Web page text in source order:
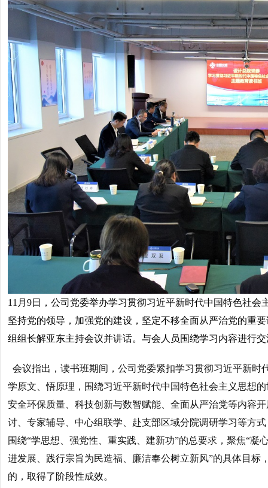
11月9日，公司党委举办学习贯彻习近平新时代中国特色社
坚持党的领导，加强党的建设，坚定不移全面从严治党的重
组组长解亚东主持会议并讲话。与会人员围绕学习内容进行
会议指出，读书班期间，公司党委紧扣学习贯彻习近平新
学原文、悟原理，围绕习近平新时代中国特色社会主义思想
安全环保质量、科技创新与数智赋能、全面从严治党等内容
讨、专家辅导、中心组联学、赴支部区域分院调研学习等方
围绕“学思想、强党性、重实践、建新功”的总要求，聚焦“
进发展、践行宗旨为民造福、廉洁奉公树立新风”的具体目标
的，取得了阶段性成效。